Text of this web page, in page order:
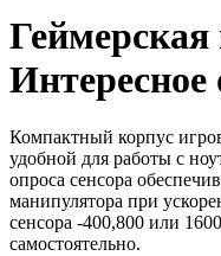
Компактный корпус
удобной для работы с
опроса сенсора
манипулятора при
сенсора -400,800 или
самостоятельно.